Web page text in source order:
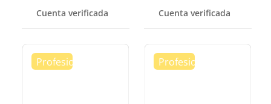
Cuenta verificada Cuenta verificada